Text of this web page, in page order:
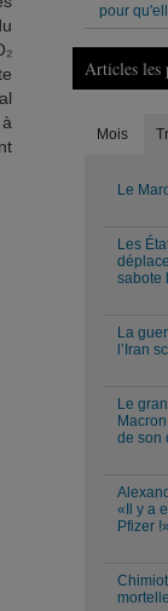
pour
Articles les
Mois
Le
Les
sabote
La
l’Iran
Le
de son
«Il y a
Pfizer
mortelle